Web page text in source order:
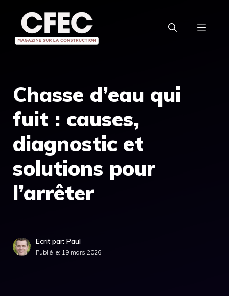
contenu
Chasse d’eau qui
fuit : causes,
diagnostic et
solutions pour
l’arrêter
Ecrit par: Paul
Publié le: 19 mars 2026